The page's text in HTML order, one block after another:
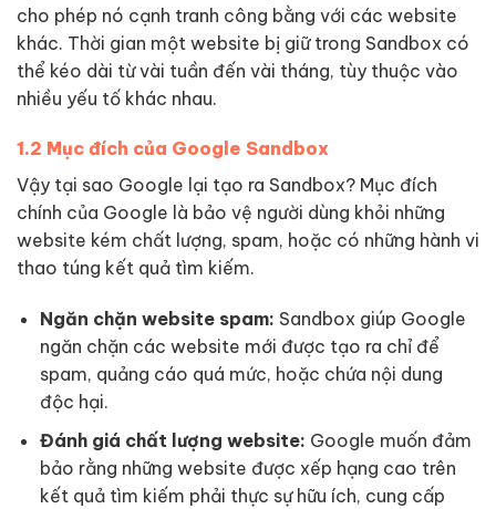
cho phép nó cạnh tranh công bằng với các website
khác. Thời gian một website bị giữ trong Sandbox có
thể kéo dài từ vài tuần đến vài tháng, tùy thuộc vào
nhiều yếu tố khác nhau.
1.2 Mục đích của Google Sandbox
Vậy tại sao Google lại tạo ra Sandbox? Mục đích
chính của Google là bảo vệ người dùng khỏi những
website kém chất lượng, spam, hoặc có những hành vi
thao túng kết quả tìm kiếm.
Ngăn chặn website spam: Sandbox giúp Google
ngăn chặn các website mới được tạo ra chỉ để
spam, quảng cáo quá mức, hoặc chứa nội dung
độc hại.
Đánh giá chất lượng website: Google muốn đảm
bảo rằng những website được xếp hạng cao trên
kết quả tìm kiếm phải thực sự hữu ích, cung cấp